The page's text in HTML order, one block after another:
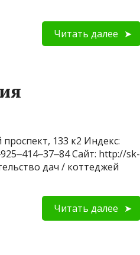
Читать далее
133 к2 Индекс:
Сайт: http://sk-
дач / коттеджей
Читать далее